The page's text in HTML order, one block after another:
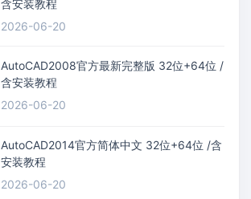
含安装教程
2026-06-20
AutoCAD2008官方最新完整版 32位+64位 /
含安装教程
2026-06-20
AutoCAD2014官方简体中文 32位+64位 /含
安装教程
2026-06-20